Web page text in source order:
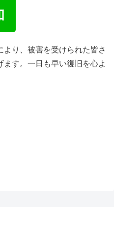
り、被害を受けられた皆さ
ます。一日も早い復旧を心よ